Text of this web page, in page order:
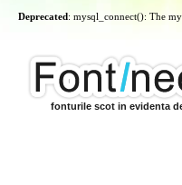
Deprecated: mysql_connect(): The
fonturile scot in evidenta